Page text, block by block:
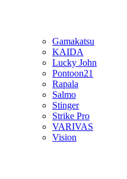
Gamakatsu
KAIDA
Lucky John
Pontoon21
Rapala
Salmo
Stinger
Strike Pro
VARIVAS
Vision